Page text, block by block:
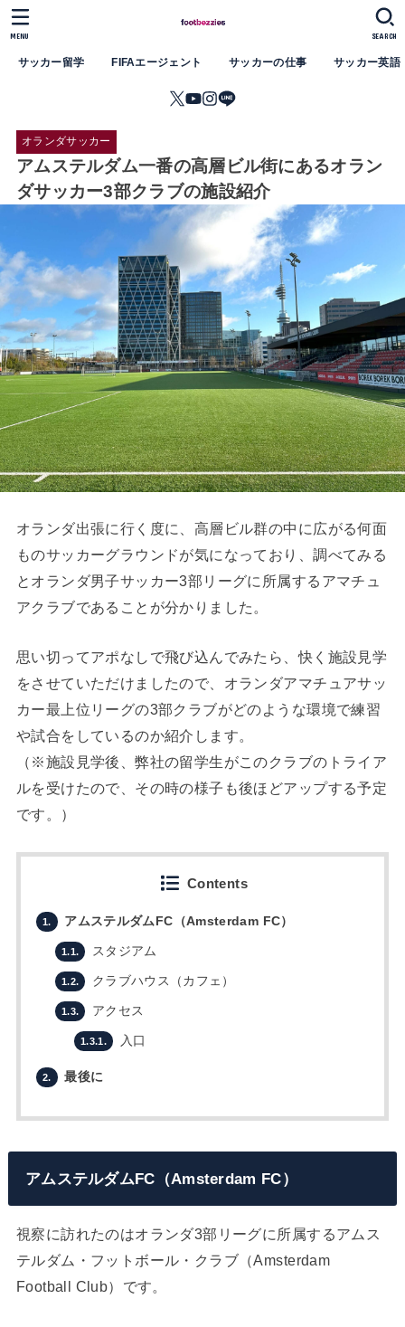
サッカー留学 FIFAエージェント サッカーの仕事 サッカー英語
SEARCH
MENU
オランダサッカー
アムステルダム一番の高層ビル街にあるオラン
ダサッカー3部クラブの施設紹介
オランダ出張に行く度に、高層ビル群の中に広がる何面
ものサッカーグラウンドが気になっており、調べてみる
とオランダ男子サッカー3部リーグに所属するアマチュ
アクラブであることが分かりました。
思い切ってアポなしで飛び込んでみたら、快く施設見学
をさせていただけましたので、オランダアマチュアサッ
カー最上位リーグの3部クラブがどのような環境で練習
や試合をしているのか紹介します。
（※施設見学後、弊社の留学生がこのクラブのトライア
ルを受けたので、その時の様子も後ほどアップする予定
です。）
Contents
1. アムステルダムFC（Amsterdam FC）
1.1. スタジアム
1.2. クラブハウス（カフェ）
1.3. アクセス
1.3.1. 入口
2. 最後に
アムステルダムFC（Amsterdam FC）
視察に訪れたのはオランダ3部リーグに所属するアムス
テルダム・フットボール・クラブ（Amsterdam
Football Club）です。